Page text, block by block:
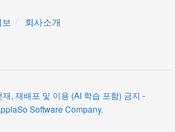
회사소개
, 재배포 및 이용 (AI 학습 포함) 금지 -
Software Company.